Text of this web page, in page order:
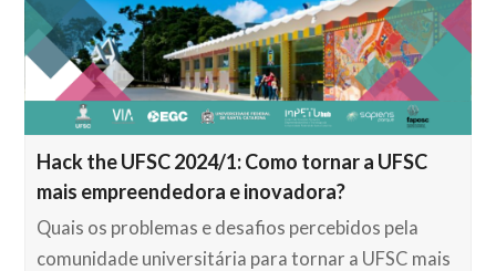
Hack the UFSC 2024/1: Como tornar a UFSC
mais empreendedora e inovadora?
Quais os problemas e desafios percebidos pela
comunidade universitária para tornar a UFSC mais